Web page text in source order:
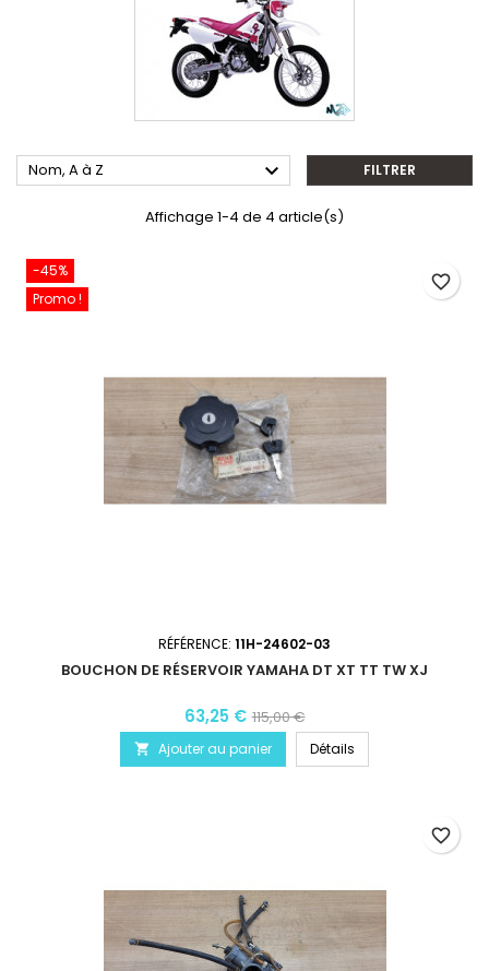
Nom, A à Z  FILTRER
Affichage 1-4 de 4 article(s)
-45%
Promo !
RÉFÉRENCE: 11H-24602-03
BOUCHON DE RÉSERVOIR YAMAHA DT XT TT TW XJ
63,25 € 115,00 €
 Ajouter au panier Détails
favorite_border
favorite_border